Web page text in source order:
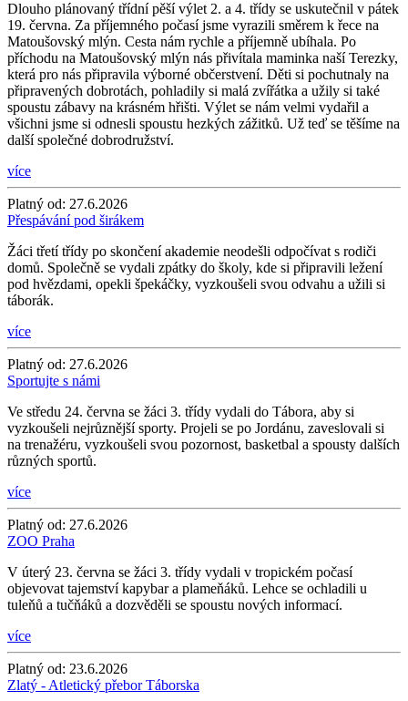
Dlouho plánovaný třídní pěší výlet 2. a 4. třídy se uskutečnil v pátek
19. června. Za příjemného počasí jsme vyrazili směrem k řece na
Matoušovský mlýn. Cesta nám rychle a příjemně ubíhala. Po
příchodu na Matoušovský mlýn nás přivítala maminka naší Terezky,
která pro nás připravila výborné občerstvení. Děti si pochutnaly na
připravených dobrotách, pohladily si malá zvířátka a užily si také
spoustu zábavy na krásném hřišti. Výlet se nám velmi vydařil a
všichni jsme si odnesli spoustu hezkých zážitků. Už teď se těšíme na
další společné dobrodružství.
více
Platný od: 27.6.2026
Přespávání pod širákem
Žáci třetí třídy po skončení akademie neodešli odpočívat s rodiči
domů. Společně se vydali zpátky do školy, kde si připravili ležení
pod hvězdami, opekli špekáčky, vyzkoušeli svou odvahu a užili si
táborák.
více
Platný od: 27.6.2026
Sportujte s námi
Ve středu 24. června se žáci 3. třídy vydali do Tábora, aby si
vyzkoušeli nejrůznější sporty. Projeli se po Jordánu, zaveslovali si
na trenažéru, vyzkoušeli svou pozornost, basketbal a spousty dalších
různých sportů.
více
Platný od: 27.6.2026
ZOO Praha
V úterý 23. června se žáci 3. třídy vydali v tropickém počasí
objevovat tajemství kapybar a plameňáků. Lehce se ochladili u
tuleňů a tučňáků a dozvěděli se spoustu nových informací.
více
Platný od: 23.6.2026
Zlatý - Atletický přebor Táborska